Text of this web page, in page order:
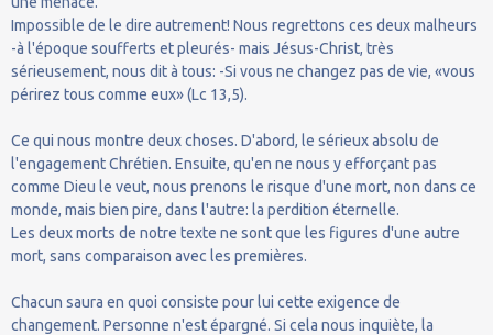
Impossible de le dire autrement! Nous regrettons ces deux malheurs
-à l'époque soufferts et pleurés- mais Jésus-Christ, très
sérieusement, nous dit à tous: -Si vous ne changez pas de vie, «vous
périrez tous comme eux» (Lc 13,5).
Ce qui nous montre deux choses. D'abord, le sérieux absolu de
l'engagement Chrétien. Ensuite, qu'en ne nous y efforçant pas
comme Dieu le veut, nous prenons le risque d'une mort, non dans ce
monde, mais bien pire, dans l'autre: la perdition éternelle.
Les deux morts de notre texte ne sont que les figures d'une autre
mort, sans comparaison avec les premières.
Chacun saura en quoi consiste pour lui cette exigence de
changement. Personne n'est épargné. Si cela nous inquiète, la